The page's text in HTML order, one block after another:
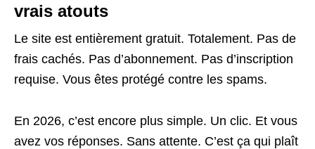
vrais atouts
Le site est entièrement gratuit. Totalement. Pas de
frais cachés. Pas d’abonnement. Pas d’inscription
requise. Vous êtes protégé contre les spams.
En 2026, c’est encore plus simple. Un clic. Et vous
avez vos réponses. Sans attente. C’est ça qui plaît